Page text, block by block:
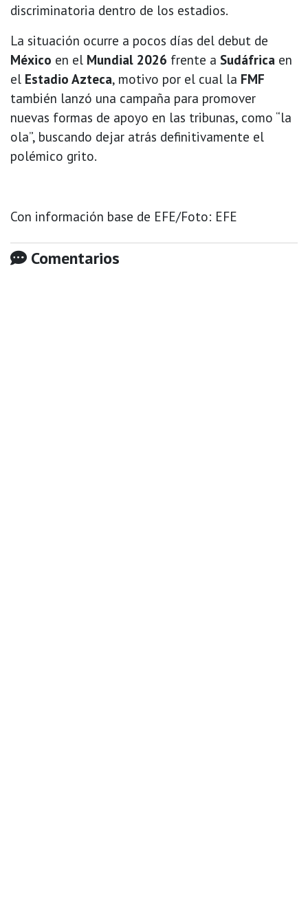
discriminatoria dentro de los estadios.
La situación ocurre a pocos días del debut de
México en el Mundial 2026 frente a Sudáfrica en
el Estadio Azteca, motivo por el cual la FMF
también lanzó una campaña para promover
nuevas formas de apoyo en las tribunas, como “la
ola”, buscando dejar atrás definitivamente el
polémico grito.
Con información base de EFE/Foto: EFE
Comentarios